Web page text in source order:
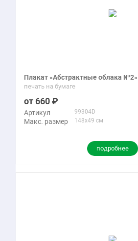
Плакат «Абстрактные облака №2»
печать на бумаге
660
Артикул 99304D
Макс. размер 148x49 см
подробнее